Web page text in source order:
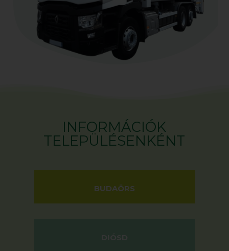
INFORMÁCIÓK
TELEPÜLÉSENKÉNT
BUDAÖRS